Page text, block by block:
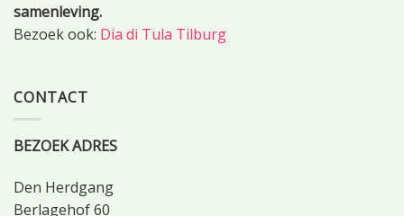
samenleving.
Bezoek ook: Dia di Tula Tilburg
CONTACT
BEZOEK ADRES
Den Herdgang
Berlagehof 60